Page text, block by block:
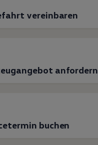
vereinbaren
anfordern
buchen